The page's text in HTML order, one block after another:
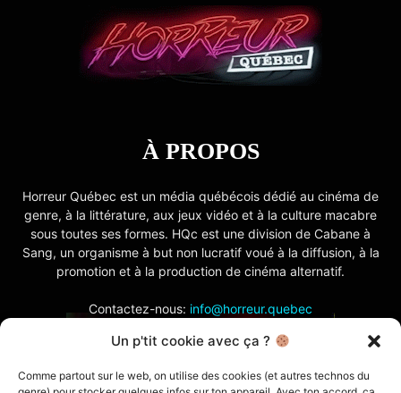
Un p'tit cookie avec ça ?
Comme partout sur le web, on utilise des cookies (et autres technos du
À PROPOS
Horreur Québec est un média québécois dédié au cinéma de
genre, à la littérature, aux jeux vidéo et à la culture macabre
sous toutes ses formes. HQc est une division de Cabane à
Sang, un organisme à but non lucratif voué à la diffusion, à la
promotion et à la production de cinéma alternatif.
Contactez-nous: info@horreur.quebec
SUIVEZ NOUS